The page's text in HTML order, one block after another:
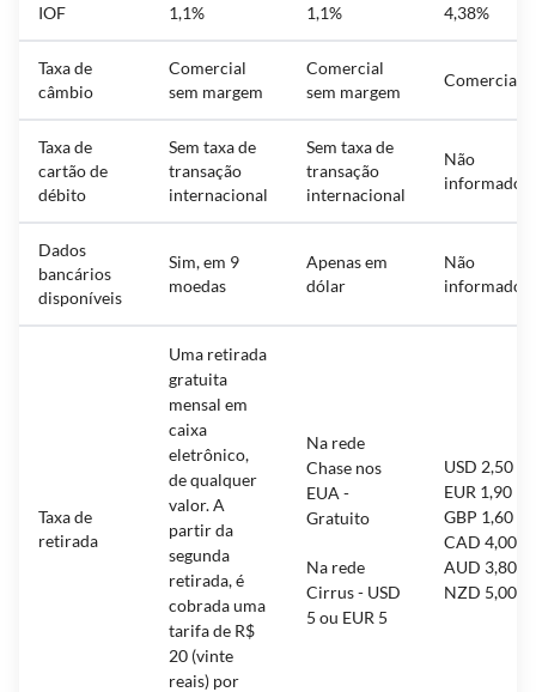
IOF 1,1% 1,1% 4,38%
Taxa de
câmbio
Comercial
sem margem
Comercial
sem margem
Comercial
Taxa de
cartão de
débito
Sem taxa de
transação
internacional
Sem taxa de
transação
internacional
Não
informado
Dados
bancários
disponíveis
Sim, em 9
moedas
Apenas em
dólar
Não
informado
Taxa de
retirada
Uma retirada
gratuita
mensal em
caixa
eletrônico,
de qualquer
valor. A
partir da
segunda
retirada, é
cobrada uma
tarifa de R$
20 (vinte
reais) por
Na rede
Chase nos
EUA -
Gratuito
Na rede
Cirrus - USD
5 ou EUR 5
USD 2,50
EUR 1,90
GBP 1,60
CAD 4,00
AUD 3,80
NZD 5,00